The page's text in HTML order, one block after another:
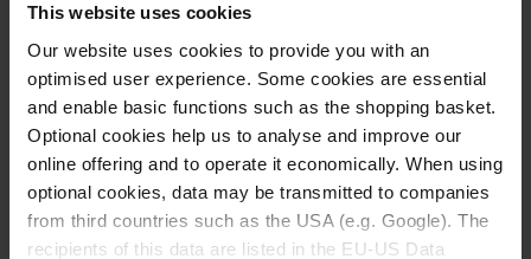
This website uses cookies
Our website uses cookies to provide you with an
optimised user experience. Some cookies are essential
and enable basic functions such as the shopping basket.
Optional cookies help us to analyse and improve our
online offering and to operate it economically. When using
optional cookies, data may be transmitted to companies
from third countries such as the USA (e.g. Google). The
recipients of this data are listed in the EU-US Data
Regola empirica
: (volume d'acqua in m³) x 2 / 8 =
Innovativa pompa di filtraggio Infinity i-star di BWT
Grazie all'alloggiamento rotondo della pompa, la
pompa di filtraggio autoadescante convince